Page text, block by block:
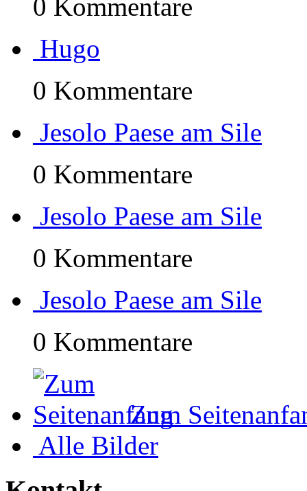
0 Kommentare
Hugo
0 Kommentare
Jesolo Paese am Sile
0 Kommentare
Jesolo Paese am Sile
0 Kommentare
Jesolo Paese am Sile
0 Kommentare
Zum
Alle Bilder